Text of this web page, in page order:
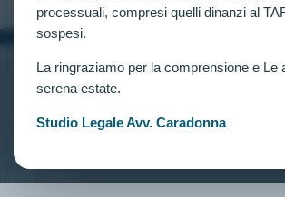
processuali, compresi quelli dinanzi al
sospesi.
La ringraziamo per la comprensione e Le
serena estate.
Studio Legale Avv. Caradonna
Home
Contatti